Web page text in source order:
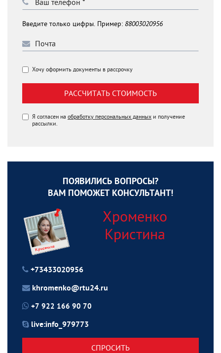
Введите только цифры. Пример: 88003020956
Хочу оформить документы в рассрочку
РАССЧИТАТЬ СТОИМОСТЬ
Я согласен на обработку персональных данных и получение
рассылки.
ПОЯВИЛИСЬ ВОПРОСЫ?
ВАМ ПОМОЖЕТ КОНСУЛЬТАНТ!
Хроменко
Кристина
+73433020956
khromenko@rtu24.ru
+7 922 166 90 70
live:info_979773
СПРОСИТЬ